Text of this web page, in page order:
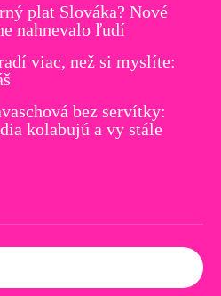
plat Slováka? Nové
nahnevalo ľudí
viac, než si myslíte:
bez servítky:
kolabujú a vy stále